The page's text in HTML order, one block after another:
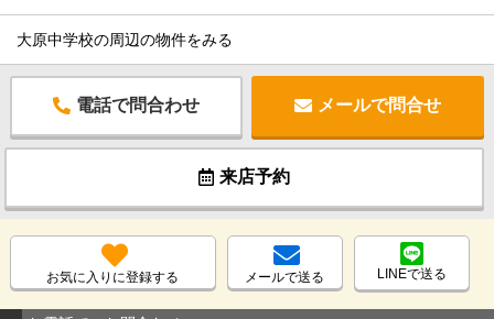
大原中学校の周辺の物件をみる
電話で問合わせ メールで問合せ
来店予約
お気に入りに登録する メールで送る LINEで送る